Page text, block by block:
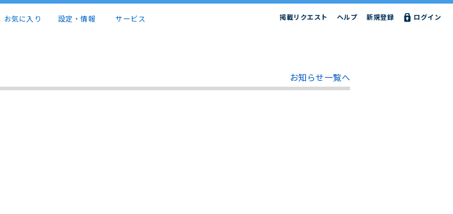
お気に入り 設定・情報 サービス ログイン
新規登録
ヘルプ
掲載リクエスト
お知らせ一覧へ